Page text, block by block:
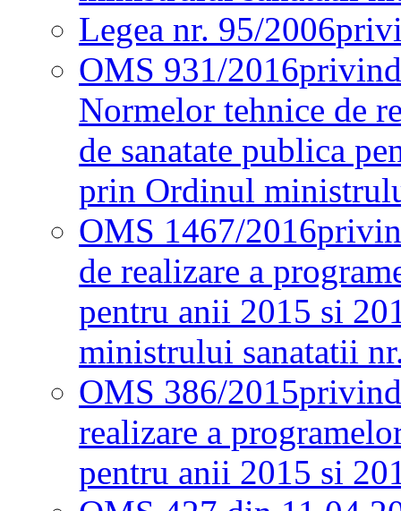
Legea nr. 95/2006
OMS 931/2016
Normelor tehnice de
de sanatate publica
prin Ordinul
OMS 1467/2016
de realizare a
pentru anii 2015 si
ministrului sanatatii
OMS 386/2015
realizare a
pentru anii 2015 si